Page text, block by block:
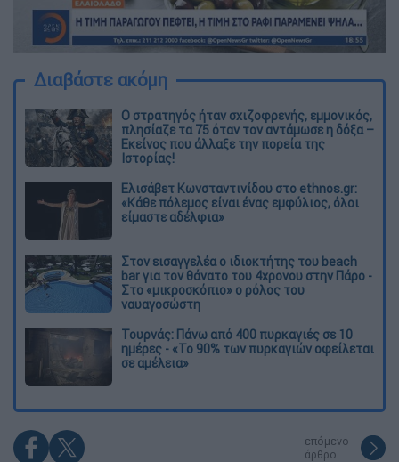
Διαβάστε ακόμη
O στρατηγός ήταν σχιζοφρενής, εμμονικός,
πλησίαζε τα 75 όταν τον αντάμωσε η δόξα –
Εκείνος που άλλαξε την πορεία της
Ιστορίας!
Ελισάβετ Κωνσταντινίδου στο ethnos.gr:
«Κάθε πόλεμος είναι ένας εμφύλιος, όλοι
είμαστε αδέλφια»
Στον εισαγγελέα ο ιδιοκτήτης του beach
bar για τον θάνατο του 4χρονου στην Πάρο -
Στο «μικροσκόπιο» ο ρόλος του
ναυαγοσώστη
Τουρνάς: Πάνω από 400 πυρκαγιές σε 10
ημέρες - «Το 90% των πυρκαγιών οφείλεται
σε αμέλεια»
επόμενο
άρθρο